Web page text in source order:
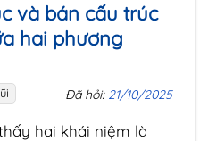
và bán cấu trúc
hai phương
Đã hỏi: 21/10/2025
hai khái niệm là